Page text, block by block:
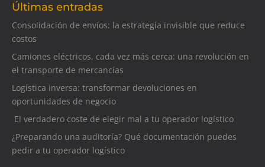
Últimas entradas
Consolidación de envíos: la estrategia invisible que reduce
costos
Camiones eléctricos, cada vez más cerca: una revolución en
el transporte de mercancías
Logística inversa: transformar devoluciones en
oportunidades de negocio
El verdadero coste de elegir mal a tu operador logístico
¿Preparando una auditoría? Qué documentación puedes
pedir a tu operador logístico